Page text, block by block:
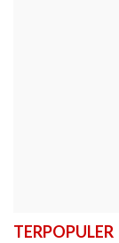
TERPOPULER